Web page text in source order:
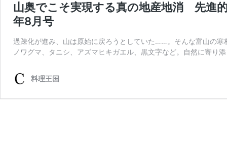
山奥でこそ実現する真の地産地消 先
年8月号
過疎化が進み、山は原始に戻ろうとしていた……。そんな富山の
ノワグマ、タニシ、アズマヒキガエル、黒文字など。自然に寄り
料理王国